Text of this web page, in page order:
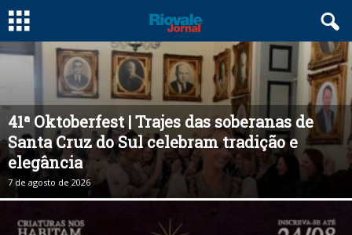
41ª Oktoberfest | Trajes das soberanas de
Santa Cruz do Sul celebram tradição e
elegância
7 de agosto de 2026